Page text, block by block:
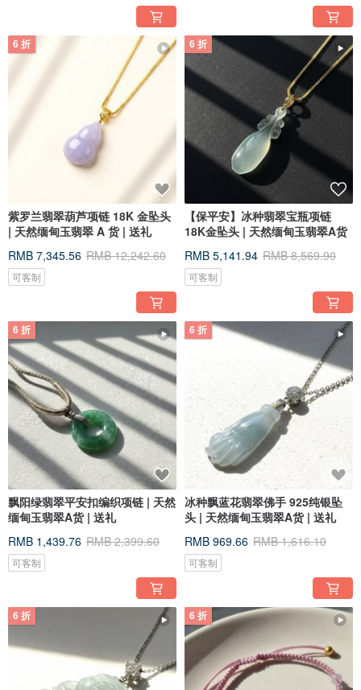
6 折
紫罗兰翡翠葫芦项链 18K 金坠头
| 天然缅甸玉翡翠 A 货 | 送礼
RMB 7,345.56 RMB 12,242.60
可客制
6 折
【保平安】冰种翡翠宝瓶项链
18K金坠头 | 天然缅甸玉翡翠A货
RMB 5,141.94 RMB 8,569.90
可客制
6 折
飘阳绿翡翠平安扣编织项链 | 天然
缅甸玉翡翠A货 | 送礼
RMB 1,439.76 RMB 2,399.60
可客制
6 折
冰种飘蓝花翡翠佛手 925纯银坠
头 | 天然缅甸玉翡翠A货 | 送礼
RMB 969.66 RMB 1,616.10
可客制
6 折 6 折